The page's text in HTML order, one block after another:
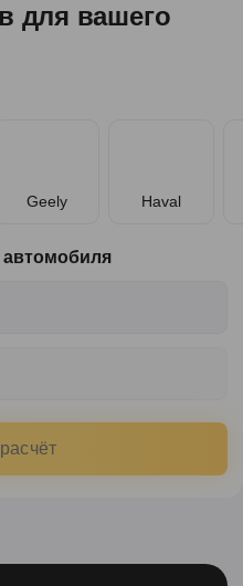
для вашего
Geely Haval